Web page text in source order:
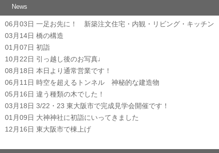
News
06月03日 一足お先に！ 新築注文住宅・内観・リビング・キッチン
03月14日 橋の構造
01月07日 初詣
10月22日 引っ越し後のお写真♩
08月18日 本日より通常営業です！
06月11日 時空を超えるトンネル 神秘的な建造物
05月16日 違う種類の木でした！
03月18日 3/22・23 東大阪市で完成見学会開催です！
01月09日 大神神社に初詣にいってきました
12月16日 東大阪市で棟上げ